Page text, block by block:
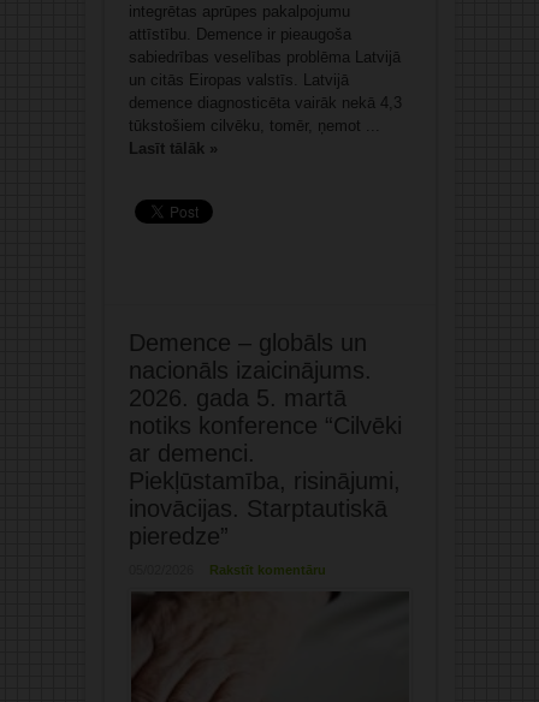
integrētas aprūpes pakalpojumu
attīstību. Demence ir pieaugoša
sabiedrības veselības problēma Latvijā
un citās Eiropas valstīs. Latvijā
demence diagnosticēta vairāk nekā 4,3
tūkstošiem cilvēku, tomēr, ņemot ...
Lasīt tālāk »
Demence – globāls un
nacionāls izaicinājums.
2026. gada 5. martā
notiks konference “Cilvēki
ar demenci.
Piekļūstamība, risinājumi,
inovācijas. Starptautiskā
pieredze”
Rakstīt komentāru